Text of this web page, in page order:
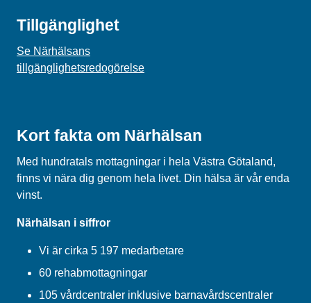
Tillgänglighet
Se Närhälsans
tillgänglighetsredogörelse
Kort fakta om Närhälsan
Med hundratals mottagningar i hela Västra Götaland,
finns vi nära dig genom hela livet. Din hälsa är vår enda
vinst.
Närhälsan i siffror
Vi är cirka 5 197 medarbetare
60 rehabmottagningar
105 vårdcentraler inklusive barnavårdscentraler